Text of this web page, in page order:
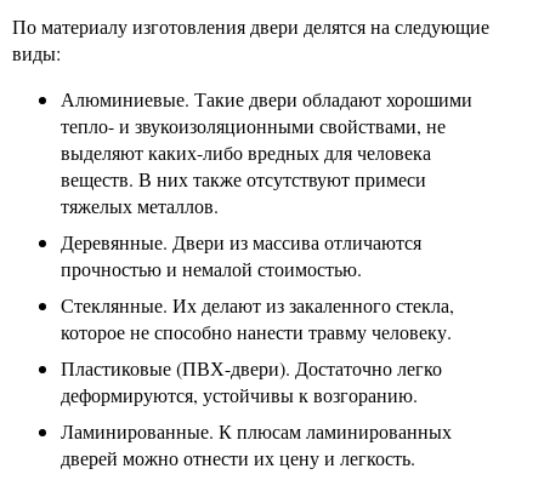
По материалу изготовления двери делятся на следующие
виды:
Алюминиевые. Такие двери обладают хорошими
тепло- и звукоизоляционными свойствами, не
выделяют каких-либо вредных для человека
веществ. В них также отсутствуют примеси
тяжелых металлов.
Деревянные. Двери из массива отличаются
прочностью и немалой стоимостью.
Стеклянные. Их делают из закаленного стекла,
которое не способно нанести травму человеку.
Пластиковые (ПВХ-двери). Достаточно легко
деформируются, устойчивы к возгоранию.
Ламинированные. К плюсам ламинированных
дверей можно отнести их цену и легкость.